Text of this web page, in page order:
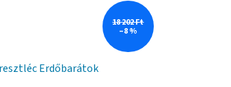
18 202 Ft
–8 %
Erdőbarátok